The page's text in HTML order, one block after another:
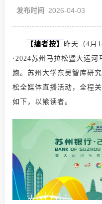
发布时间 2026-04-03
【编者按】
昨天（4月
·2024苏州马拉松暨大运河
跑。苏州大学东吴智库研
松全媒体直播活动，全程
如下，以飨读者。